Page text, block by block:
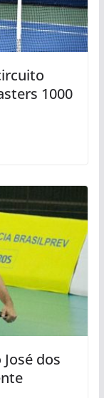
1000
dos